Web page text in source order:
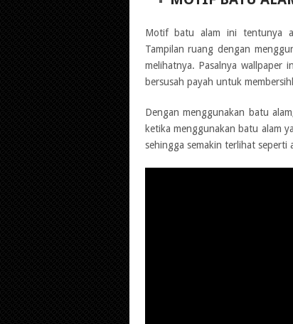
Motif batu alam ini tentunya
Tampilan ruang dengan
melihatnya. Pasalnya wallpaper
bersusah payah untuk
Dengan menggunakan batu
ketika menggunakan batu alam
sehingga semakin terlihat seperti